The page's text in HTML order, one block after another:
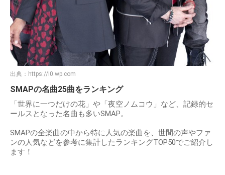
出典： https://i0.wp.com
SMAPの名曲25曲をランキング
「世界に一つだけの花」や「夜空ノムコウ」など、記録的セ
ールスとなった名曲も多いSMAP。
SMAPの全楽曲の中から特に人気の楽曲を、世間の声やファ
ンの人気などを参考に集計したランキングTOP50でご紹介し
ます！